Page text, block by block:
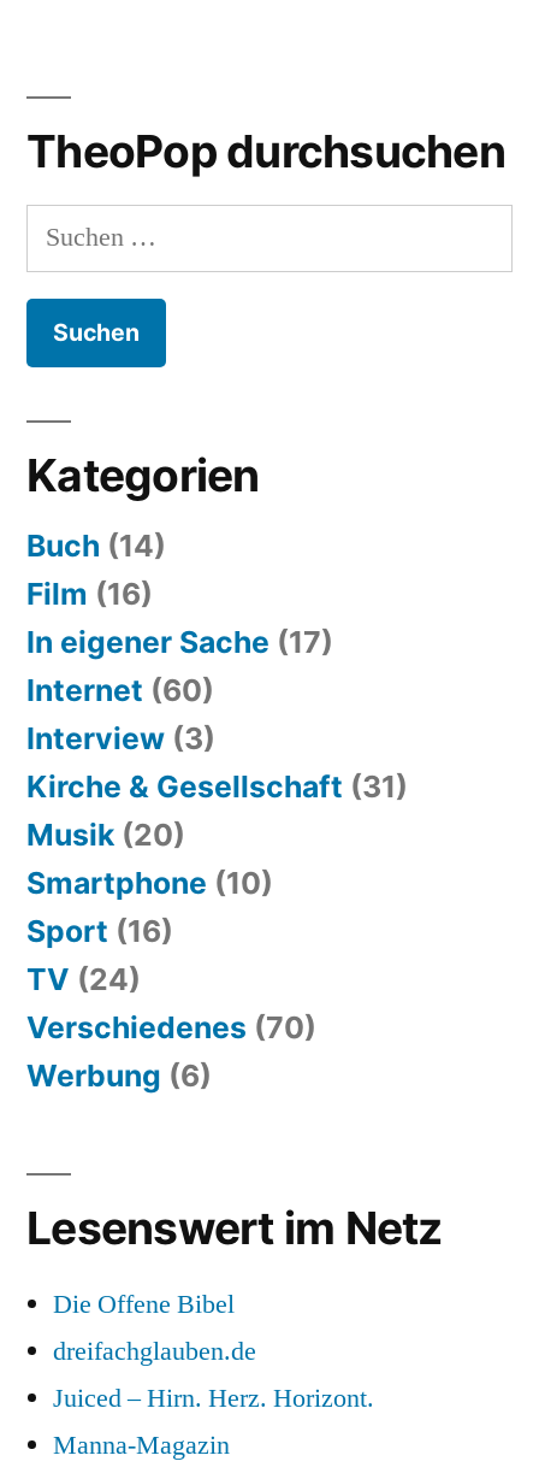
TheoPop durchsuchen
Suchen
nach:
Kategorien
Buch (14)
Film (16)
In eigener Sache (17)
Internet (60)
Interview (3)
Kirche & Gesellschaft (31)
Musik (20)
Smartphone (10)
Sport (16)
TV (24)
Verschiedenes (70)
Werbung (6)
Lesenswert im Netz
Die Offene Bibel
dreifachglauben.de
Juiced – Hirn. Herz. Horizont.
Manna-Magazin